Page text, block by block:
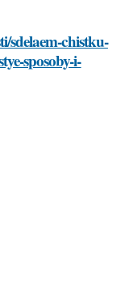
sdelaem-chistku-
sposoby-i-